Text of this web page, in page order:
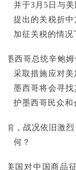
并于3月5日与
提出的关税折
加征关税的情况
墨西哥总统辛鲍
采取措施应对美
墨西哥将会寻
护墨西哥民众和
前，战况依旧激
何？
美国对中国商品